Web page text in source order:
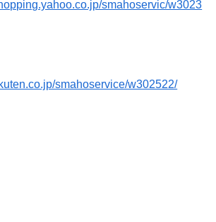
smahoservic/w3023
smahoservice/w302522/